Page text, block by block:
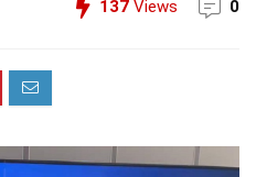
137 Views 0